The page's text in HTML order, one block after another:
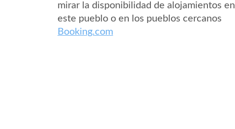
mirar la disponibilidad de alojamientos en
este pueblo o en los pueblos cercanos
Booking.com